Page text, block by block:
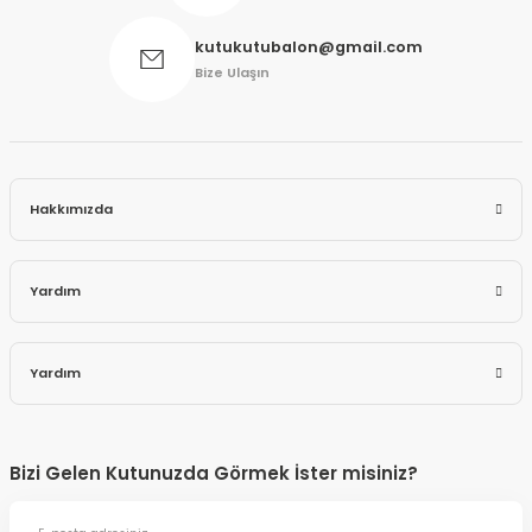
kutukutubalon@gmail.com
Bize Ulaşın
Hakkımızda
Yardım
Yardım
Bizi Gelen Kutunuzda Görmek İster misiniz?